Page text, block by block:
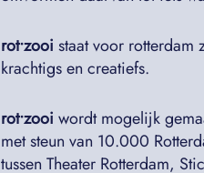
rot•zooi staat voor rotterdam
krachtigs en creatiefs.
rot•zooi wordt mogelijk
met steun van 10.000
tussen Theater Rotterdam,